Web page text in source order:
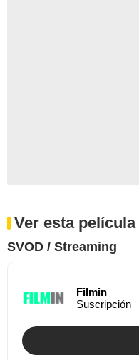
Ver esta película
SVOD / Streaming
Filmin
Suscripción